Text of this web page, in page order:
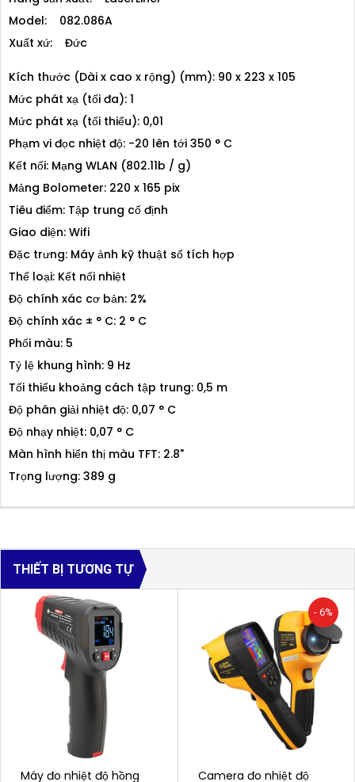
Model: 082.086A
Xuất xứ: Đức
Kích thước (Dài x cao x rộng) (mm): 90 x 223 x 105
Mức phát xạ (tối đa): 1
Mức phát xạ (tối thiểu): 0,01
Phạm vi đọc nhiệt độ: -20 lên tới 350 ° C
Kết nối: Mạng WLAN (802.11b / g)
Mảng Bolometer: 220 x 165 pix
Tiêu điểm: Tập trung cố định
Giao diện: Wifi
Đặc trưng: Máy ảnh kỹ thuật số tích hợp
Thể loại: Kết nối nhiệt
Độ chính xác cơ bản: 2%
Độ chính xác ± ° C: 2 ° C
Phối màu: 5
Tỷ lệ khung hình: 9 Hz
Tối thiểu khoảng cách tập trung: 0,5 m
Độ phân giải nhiệt độ: 0,07 ° C
Độ nhạy nhiệt: 0,07 ° C
Màn hình hiển thị màu TFT: 2.8"
Trọng lượng: 389 g
THIẾT BỊ TƯƠNG TỰ
Máy đo nhiệt độ hồng
- 6%
Camera đo nhiệt độ